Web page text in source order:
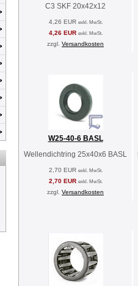
C3 SKF 20x42x12
4,26 EUR exkl. MwSt.
4,26 EUR exkl. MwSt.
zzgl. Versandkosten
W25-40-6 BASL
Wellendichtring 25x40x6 BASL
2,70 EUR exkl. MwSt.
2,70 EUR exkl. MwSt.
zzgl. Versandkosten